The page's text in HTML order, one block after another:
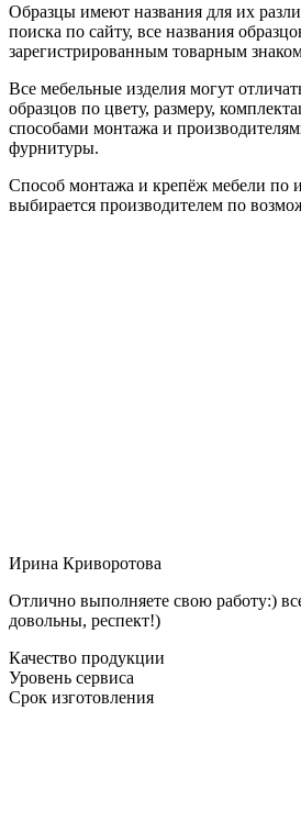
Образцы имеют названия для их
поиска по сайту, все названия
зарегистрированным товарным
Все мебельные изделия могут
образцов по цвету, размеру,
способами монтажа и
фурнитуры.
Способ монтажа и крепёж мебели по
выбирается производителем по
Ирина Криворотова
Отлично выполняете свою работу:)
довольны, респект!)
Качество продукции
Уровень сервиса
Срок изготовления